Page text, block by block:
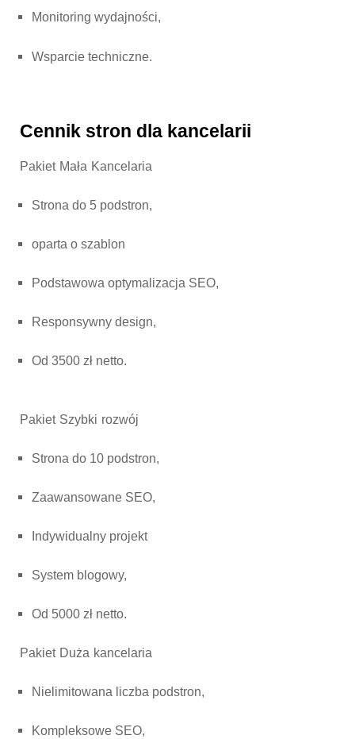
Monitoring wydajności,
Wsparcie techniczne.
Cennik stron dla kancelarii
Pakiet Mała Kancelaria
Strona do 5 podstron,
oparta o szablon
Podstawowa optymalizacja SEO,
Responsywny design,
Od 3500 zł netto.
Pakiet Szybki rozwój
Strona do 10 podstron,
Zaawansowane SEO,
Indywidualny projekt
System blogowy,
Od 5000 zł netto.
Pakiet Duża kancelaria
Nielimitowana liczba podstron,
Kompleksowe SEO,